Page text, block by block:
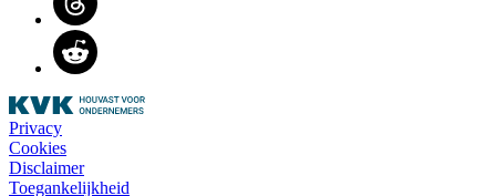
Reddit
Privacy
Cookies
Disclaimer
Toegankelijkheid